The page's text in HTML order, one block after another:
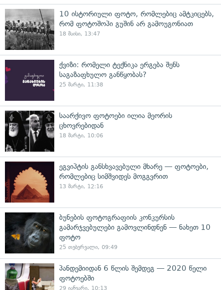
10 ისტორიული ფოტო, რომლებიც ამტკიცებს,
რომ ფოტოშოპი გუშინ არ გამოუგონიათ
18 მაისი, 13:47
ქვიზი: რომელი ტექნიკა ერგება შენს
საგაზაფხულო განწყობას?
25 მარტი, 11:38
საარქივო ფოტოები ილია მეორის
ცხოვრებიდან
18 მარტი, 10:06
ეგვიპტის განსხვავებული მხარე — ფოტოები,
რომლებიც სიმშვიდეს მოგგვრით
13 მარტი, 12:16
ბუნების ფოტოგრაფიის კონკურსის
გამარჯვებულები გამოვლინდნენ — ნახეთ 10
ფოტო
25 თებერვალი, 09:49
პანდემიიდან 6 წლის შემდეგ — 2020 წელი
ფოტოებში
29 იანვარი, 10:13